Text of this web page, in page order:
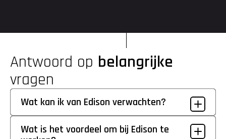
Antwoord op belangrijke
vragen
Wat kan ik van Edison verwachten?
Wat is het voordeel om bij Edison te